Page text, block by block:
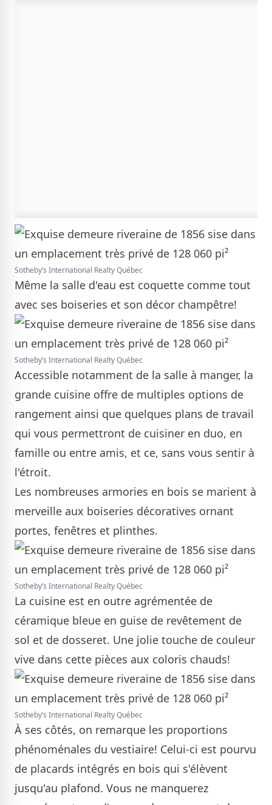
Sotheby’s International Realty Québec
Même la salle d'eau est coquette comme tout
avec ses boiseries et son décor champêtre!
Sotheby’s International Realty Québec
Accessible notamment de la salle à manger, la
grande cuisine offre de multiples options de
rangement ainsi que quelques plans de travail
qui vous permettront de cuisiner en duo, en
famille ou entre amis, et ce, sans vous sentir à
l'étroit.
Les nombreuses armories en bois se marient à
merveille aux boiseries décoratives ornant
portes, fenêtres et plinthes.
Sotheby’s International Realty Québec
La cuisine est en outre agrémentée de
céramique bleue en guise de revêtement de
sol et de dosseret. Une jolie touche de couleur
vive dans cette pièces aux coloris chauds!
Sotheby’s International Realty Québec
À ses côtés, on remarque les proportions
phénoménales du vestiaire! Celui-ci est pourvu
de placards intégrés en bois qui s'élèvent
jusqu'au plafond. Vous ne manquerez